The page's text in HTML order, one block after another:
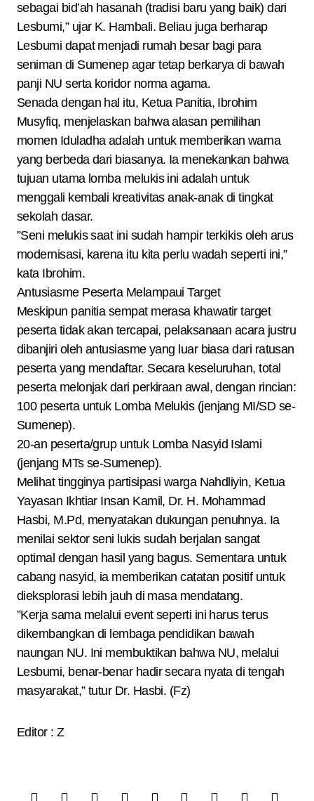
sebagai bid’ah hasanah (tradisi baru yang baik) dari
Lesbumi,” ujar K. Hambali. Beliau juga berharap
Lesbumi dapat menjadi rumah besar bagi para
seniman di Sumenep agar tetap berkarya di bawah
panji NU serta koridor norma agama.
​Senada dengan hal itu, Ketua Panitia, Ibrohim
Musyfiq, menjelaskan bahwa alasan pemilihan
momen Iduladha adalah untuk memberikan warna
yang berbeda dari biasanya. Ia menekankan bahwa
tujuan utama lomba melukis ini adalah untuk
menggali kembali kreativitas anak-anak di tingkat
sekolah dasar.
​”Seni melukis saat ini sudah hampir terkikis oleh arus
modernisasi, karena itu kita perlu wadah seperti ini,”
kata Ibrohim.
​Antusiasme Peserta Melampaui Target
​Meskipun panitia sempat merasa khawatir target
peserta tidak akan tercapai, pelaksanaan acara justru
dibanjiri oleh antusiasme yang luar biasa dari ratusan
peserta yang mendaftar. Secara keseluruhan, total
peserta melonjak dari perkiraan awal, dengan rincian:
​100 peserta untuk Lomba Melukis (jenjang MI/SD se-
Sumenep).
​20-an peserta/grup untuk Lomba Nasyid Islami
(jenjang MTs se-Sumenep).
​Melihat tingginya partisipasi warga Nahdliyin, Ketua
Yayasan Ikhtiar Insan Kamil, Dr. H. Mohammad
Hasbi, M.Pd, menyatakan dukungan penuhnya. Ia
menilai sektor seni lukis sudah berjalan sangat
optimal dengan hasil yang bagus. Sementara untuk
cabang nasyid, ia memberikan catatan positif untuk
dieksplorasi lebih jauh di masa mendatang.
​”Kerja sama melalui event seperti ini harus terus
dikembangkan di lembaga pendidikan bawah
naungan NU. Ini membuktikan bahwa NU, melalui
Lesbumi, benar-benar hadir secara nyata di tengah
masyarakat,” tutur Dr. Hasbi. (Fz)
Editor : Z